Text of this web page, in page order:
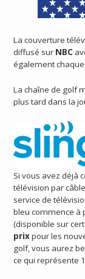
La couverture
diffusé sur NBC
également
La chaîne de golf
plus tard dans la
Si vous avez déjà
télévision par
service de
bleu commence à
(disponible sur
prixpour les
golf, vous aurez
ce qui représente